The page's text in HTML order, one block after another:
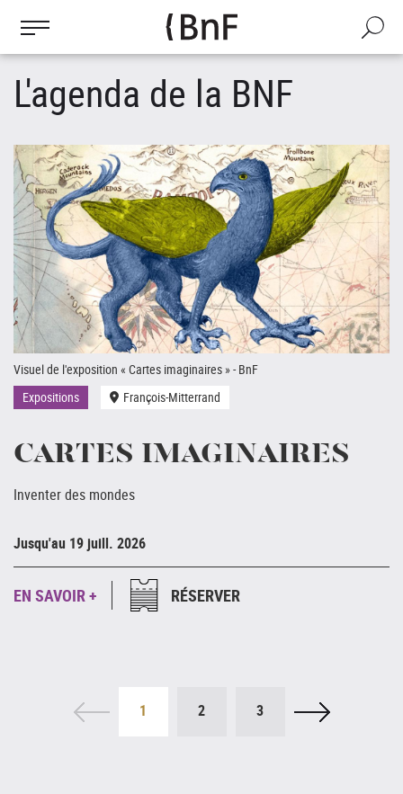
contenu
Recherche
L'agenda de la BNF
Visuel de l'exposition « Cartes imaginaires » - BnF
Expositions
François-Mitterrand
CARTES IMAGINAIRES
Inventer des mondes
Jusqu'au 19 juill. 2026
EN SAVOIR + RÉSERVER
1 2 3